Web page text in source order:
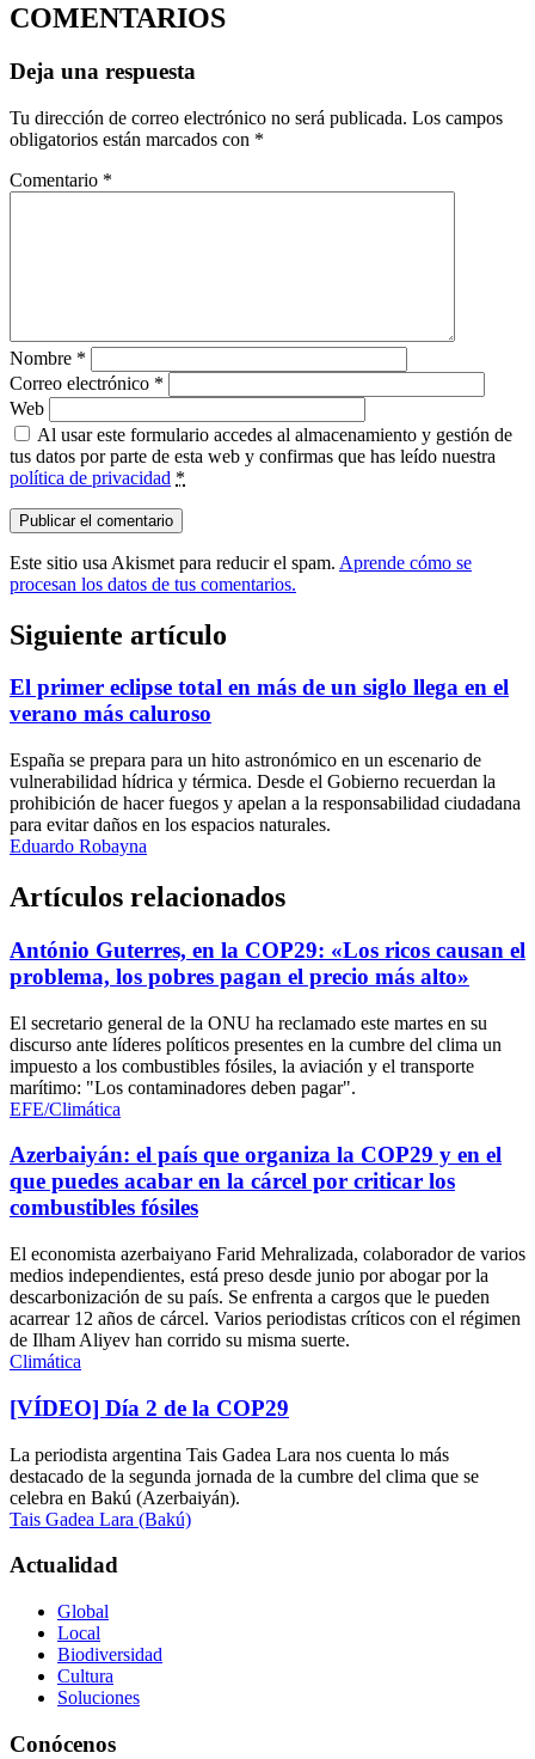
COMENTARIOS
Deja una respuesta
Tu dirección de correo electrónico no será publicada. Los campos
obligatorios están marcados con *
Comentario *
Nombre *
Correo electrónico *
Web
Al usar este formulario accedes al almacenamiento y gestión de
tus datos por parte de esta web y confirmas que has leído nuestra
política de privacidad *
Este sitio usa Akismet para reducir el spam. Aprende cómo se
procesan los datos de tus comentarios.
Siguiente artículo
El primer eclipse total en más de un siglo llega en el
verano más caluroso
España se prepara para un hito astronómico en un escenario de
vulnerabilidad hídrica y térmica. Desde el Gobierno recuerdan la
prohibición de hacer fuegos y apelan a la responsabilidad ciudadana
para evitar daños en los espacios naturales.
Eduardo Robayna
Artículos relacionados
António Guterres, en la COP29: «Los ricos causan el
problema, los pobres pagan el precio más alto»
El secretario general de la ONU ha reclamado este martes en su
discurso ante líderes políticos presentes en la cumbre del clima un
impuesto a los combustibles fósiles, la aviación y el transporte
marítimo: "Los contaminadores deben pagar".
EFE/Climática
Azerbaiyán: el país que organiza la COP29 y en el
que puedes acabar en la cárcel por criticar los
combustibles fósiles
El economista azerbaiyano Farid Mehralizada, colaborador de varios
medios independientes, está preso desde junio por abogar por la
descarbonización de su país. Se enfrenta a cargos que le pueden
acarrear 12 años de cárcel. Varios periodistas críticos con el régimen
de Ilham Aliyev han corrido su misma suerte.
Climática
[VÍDEO] Día 2 de la COP29
La periodista argentina Tais Gadea Lara nos cuenta lo más
destacado de la segunda jornada de la cumbre del clima que se
celebra en Bakú (Azerbaiyán).
Tais Gadea Lara (Bakú)
Actualidad
Global
Local
Biodiversidad
Cultura
Soluciones
Conócenos